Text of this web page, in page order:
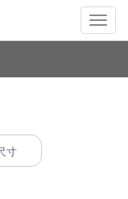
切
换
寸